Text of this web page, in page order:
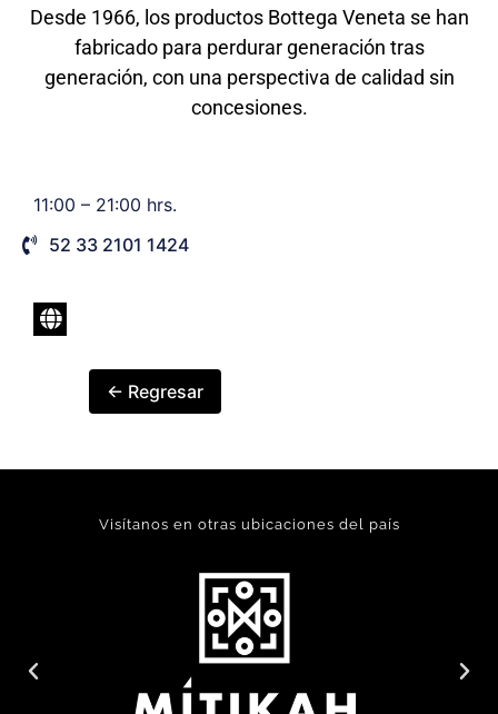
Desde 1966, los productos Bottega Veneta se han
fabricado para perdurar generación tras
generación, con una perspectiva de calidad sin
concesiones.
11:00 – 21:00 hrs.
52 33 2101 1424
← Regresar
Visítanos en otras ubicaciones del país